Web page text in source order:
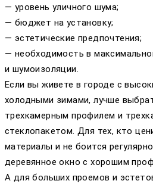
— уровень уличного шума;
— бюджет на установку;
— эстетические предпочтения;
— необходимость в
и шумоизоляции.
Если вы живете в городе с
холодными зимами, лучше
трехкамерным профилем и
стеклопакетом. Для тех, кто
материалы и не боится
деревянное окно с хорошим
А для больших проемов и